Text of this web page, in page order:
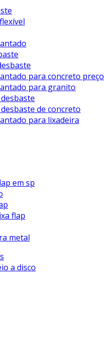
para concreto preço
para granito
de concreto
para lixadeira
em sp
flap
metal
a disco